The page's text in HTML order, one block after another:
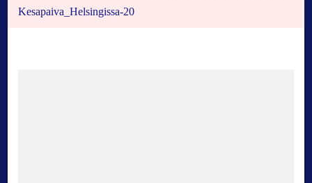
Kesapaiva_Helsingissa-20